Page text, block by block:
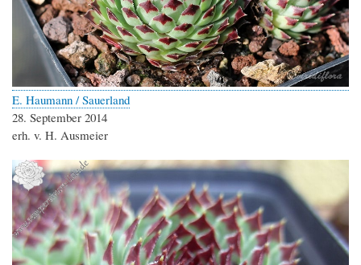
E. Haumann / Sauerland
28. September 2014
erh. v. H. Ausmeier